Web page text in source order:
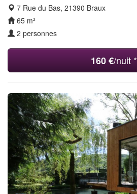
7 Rue du Bas, 21390 Braux
65 m²
2 personnes
160 €/nuit *